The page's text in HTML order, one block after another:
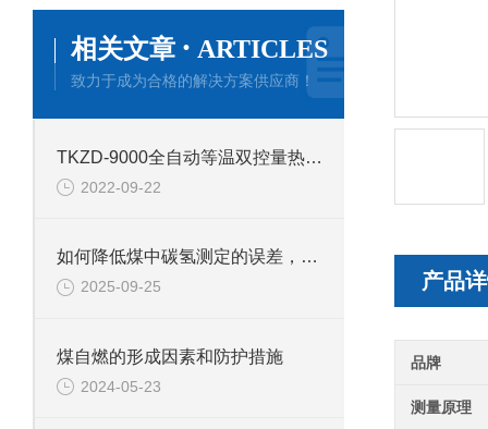
产品
品牌
测量原理
相关文章 · ARTICLES
致力于成为合格的解决方案供应商！
TKZD-9000全自动等温双控量热仪产品介绍
2022-09-22
如何降低煤中碳氢测定的误差，鹤壁新天科煤质检测
2025-09-25
煤自燃的形成因素和防护措施
2024-05-23